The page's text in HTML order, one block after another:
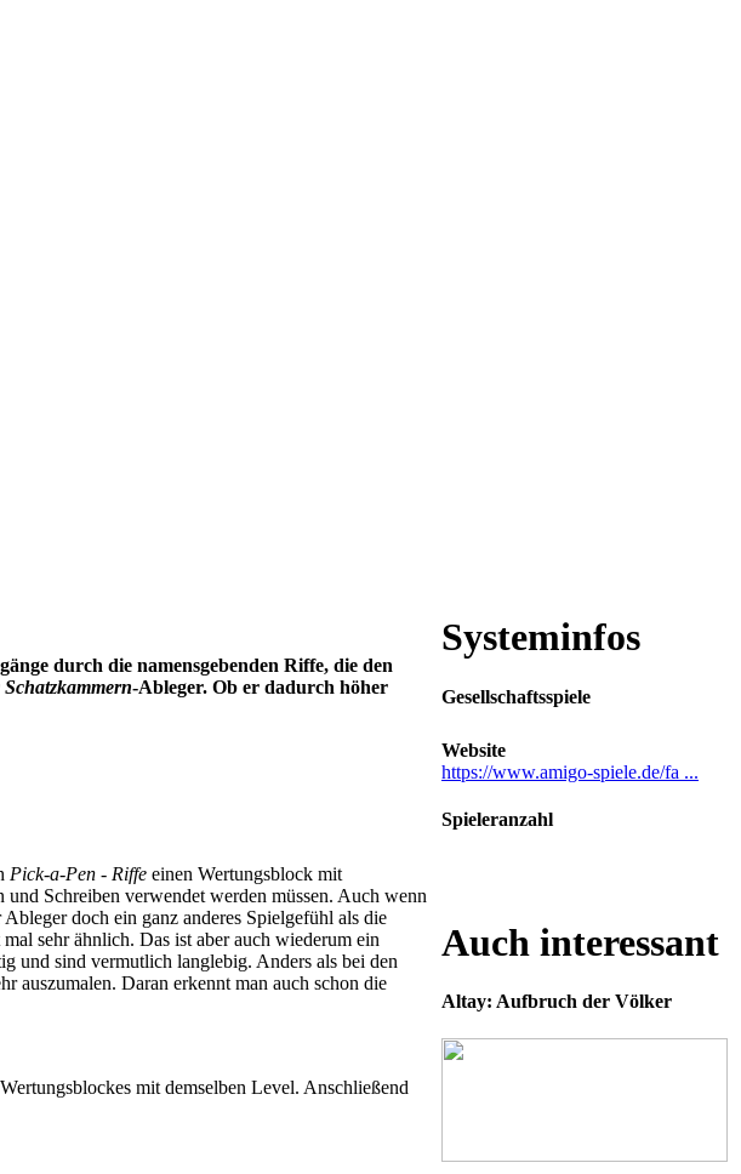
durch die namensgebenden Riffe, die den
Schatzkammern-Ableger. Ob er dadurch höher
Pick-a-Pen - Riffe einen Wertungsblock mit
Schreiben verwendet werden müssen. Auch wenn
doch ein ganz anderes Spielgefühl als die
sehr ähnlich. Das ist aber auch wiederum ein
und sind vermutlich langlebig. Anders als bei den
auszumalen. Daran erkennt man auch schon die
mit demselben Level. Anschließend
Systeminfos
Gesellschaftsspiele
Website
https://www.amigo-spiele.de/fa ...
Spieleranzahl
Auch interessant
Altay: Aufbruch der Völker